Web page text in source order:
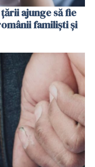
ajunge să fie
familiști și